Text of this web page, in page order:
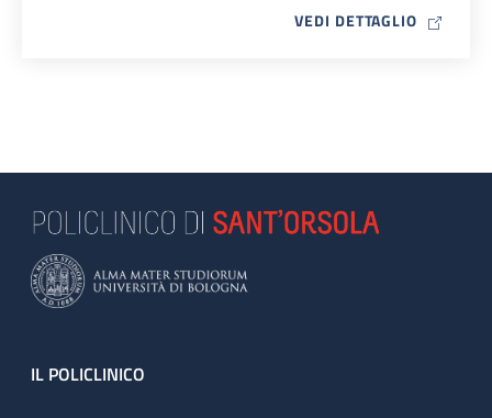
VEDI DETTAGLIO MAP ICON
Footer
IL POLICLINICO